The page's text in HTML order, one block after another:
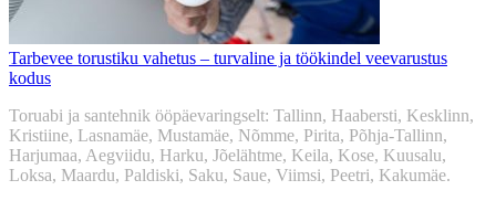
Tarbevee torustiku vahetus – turvaline ja töökindel veevarustus
kodus
Toruabi ja santehnik ööpäevaringselt: Tallinn, Haabersti, Kesklinn,
Kristiine, Lasnamäe, Mustamäe, Nõmme, Pirita, Põhja-Tallinn,
Harjumaa, Aegviidu, Harku, Jõelähtme, Keila, Kose, Kuusalu,
Loksa, Maardu, Paldiski, Saku, Saue, Viimsi, Peetri, Kakumäe.